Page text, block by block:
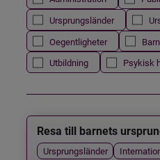
Ursprungsländer
Oegentligheter
Utbildning
Psykisk
Resa till barnets
Ursprungsländer